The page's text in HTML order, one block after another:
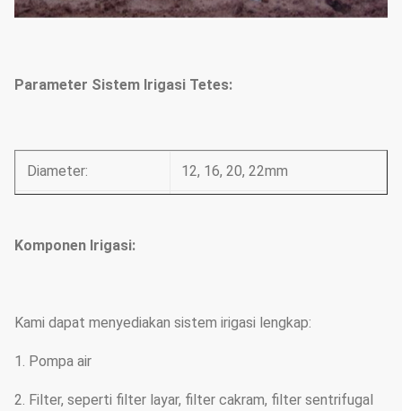
Parameter Sistem Irigasi Tetes:
Diameter: 12, 16, 20, 22mm
2,7L/JAM
Komponen Irigasi:
Kami dapat menyediakan sistem irigasi lengkap:
1. Pompa air
2. Filter, seperti filter layar, filter cakram, filter sentrifugal